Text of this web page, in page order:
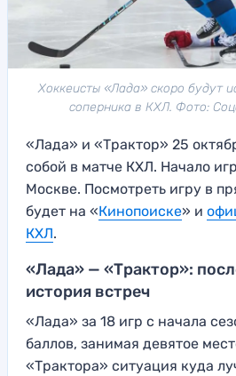
Хоккеисты «Лада» скоро будут
соперника в КХЛ. Фото:
«Лада» и «Трактор» 25
собой в матче КХЛ. Начало
Москве. Посмотреть игру в
будет на «Кинопоиске» и
КХЛ.
«Лада» — «Трактор»:
история встреч
«Лада» за 18 игр с начала
баллов, занимая девятое
«Трактора» ситуация куда